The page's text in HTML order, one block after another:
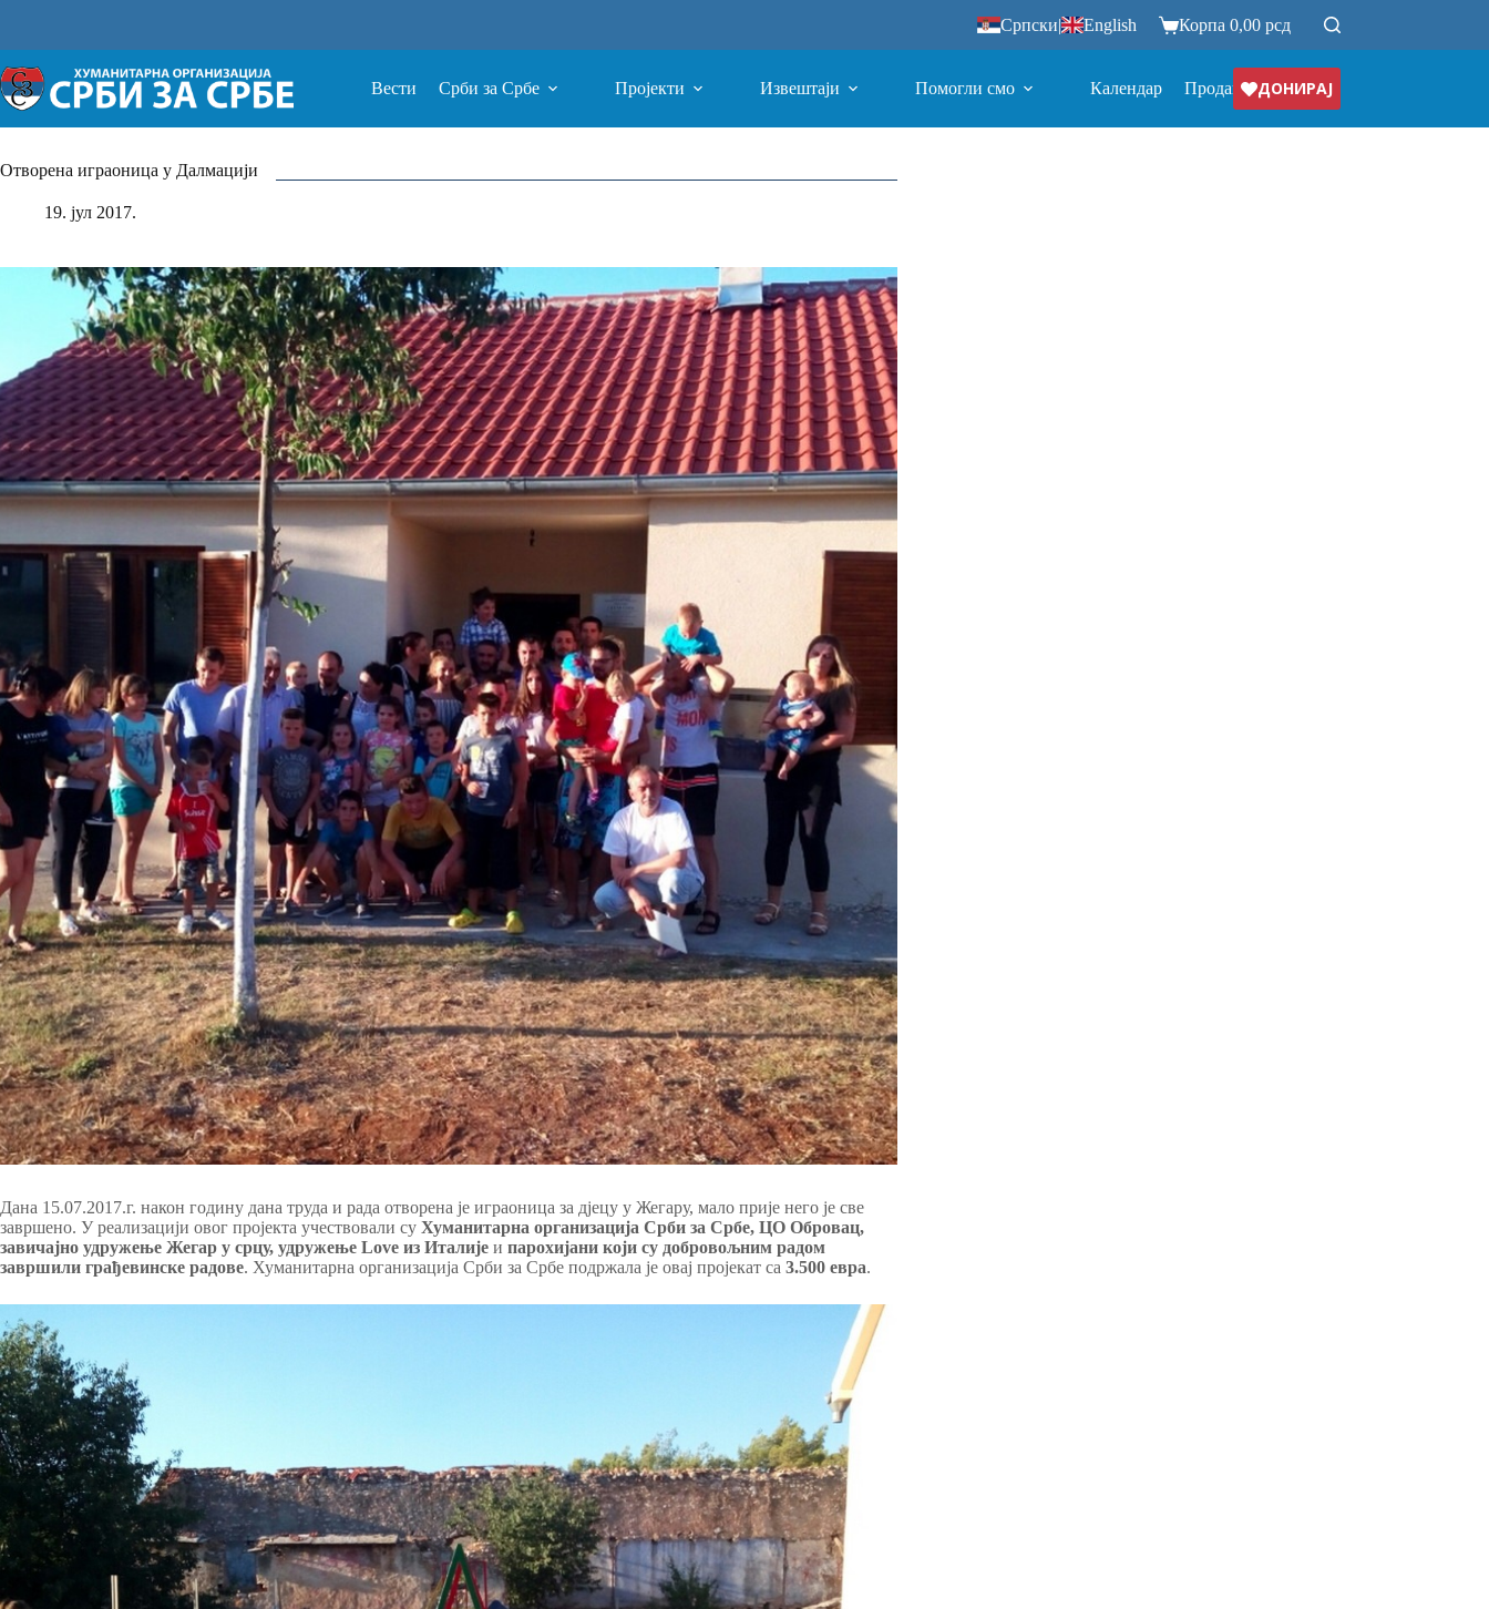
Српски| English Корпа 0,00 рсд
Вести Срби за Србе Пројекти Извештаји Помогли смо Календар ПродавницаДОНИРАЈ
Отворена играоница у Далмацији
19. јул 2017.
Дана 15.07.2017.г. након годину дана труда и рада отворена је играоница за дјецу у Жегару, мало прије него је све
завршено. У реализацији овог пројекта учествовали су Хуманитарна организација Срби за Србе, ЦО Обровац,
завичајно удружење Жегар у срцу, удружење Love из Италије и парохијани који су добровољним радом
завршили грађевинске радове. Хуманитарна организација Срби за Србе подржала је овај пројекат са 3.500 евра.